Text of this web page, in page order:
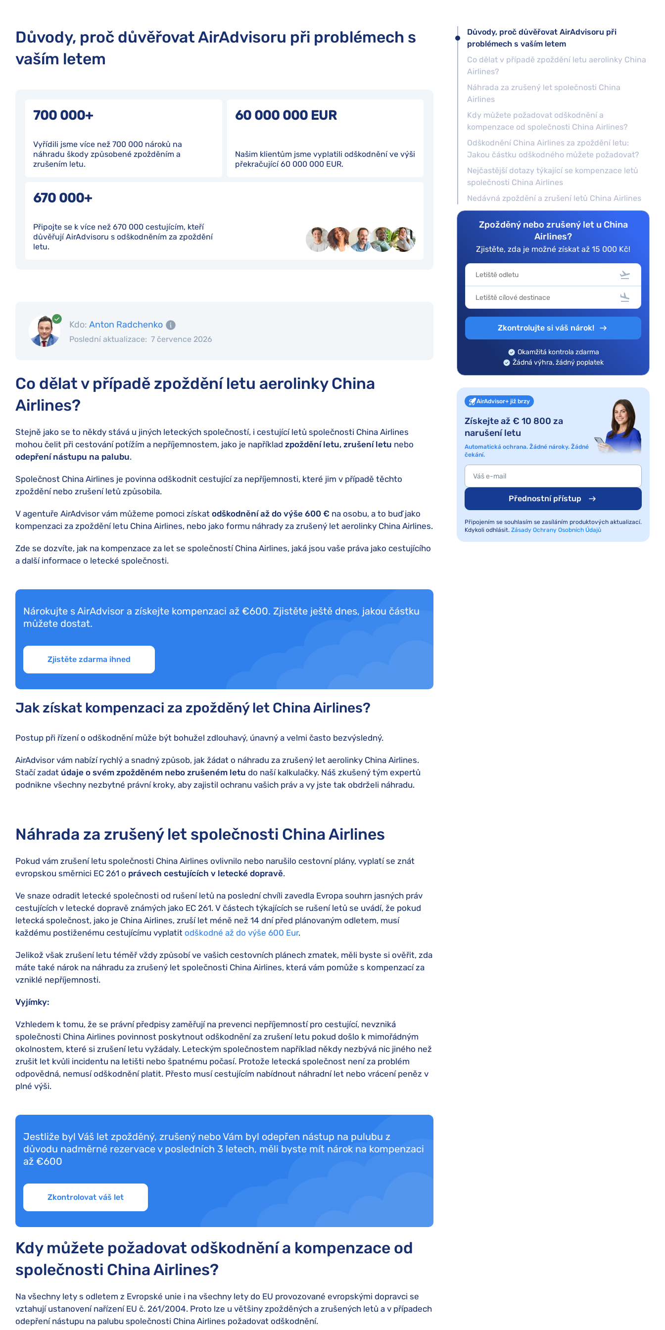
Důvody, proč důvěřovat AirAdvisoru při problémech s
vaším letem
700 000+
Vyřídili jsme více než 700 000 nároků na
náhradu škody způsobené zpožděním a
zrušením letu.
60 000 000 EUR
Našim klientům jsme vyplatili odškodnění ve výši
překračující 60 000 000 EUR.
670 000+
Připojte se k více než 670 000 cestujícím, kteří
důvěřují AirAdvisoru s odškodněním za zpoždění
letu.
Kdo: Anton Radchenko
Poslední aktualizace: 7 července 2026
Co dělat v případě zpoždění letu aerolinky China
Airlines?
Stejně jako se to někdy stává u jiných leteckých společností, i cestující letů společnosti China Airlines
mohou čelit při cestování potížím a nepříjemnostem, jako je například zpoždění letu, zrušení letu nebo
odepření nástupu na palubu.
Společnost China Airlines je povinna odškodnit cestující za nepříjemnosti, které jim v případě těchto
zpoždění nebo zrušení letů způsobila.
V agentuře AirAdvisor vám můžeme pomoci získat odškodnění až do výše 600 € na osobu, a to buď jako
kompenzaci za zpoždění letu China Airlines, nebo jako formu náhrady za zrušený let aerolinky China Airlines.
Zde se dozvíte, jak na kompenzace za let se společností China Airlines, jaká jsou vaše práva jako cestujícího
a další informace o letecké společnosti.
Nárokujte s AirAdvisor a získejte kompenzaci až €600. Zjistěte ještě dnes, jakou částku
můžete dostat.
Zjistěte zdarma ihned
Jak získat kompenzaci za zpožděný let China Airlines?
Postup při řízení o odškodnění může být bohužel zdlouhavý, únavný a velmi často bezvýsledný.
AirAdvisor vám nabízí rychlý a snadný způsob, jak žádat o náhradu za zrušený let aerolinky China Airlines.
Stačí zadat údaje o svém zpožděném nebo zrušeném letu do naší kalkulačky. Náš zkušený tým expertů
podnikne všechny nezbytné právní kroky, aby zajistil ochranu vašich práv a vy jste tak obdrželi náhradu.
Náhrada za zrušený let společnosti China Airlines
Pokud vám zrušení letu společnosti China Airlines ovlivnilo nebo narušilo cestovní plány, vyplatí se znát
evropskou směrnici EC 261 o právech cestujících v letecké dopravě.
Ve snaze odradit letecké společnosti od rušení letů na poslední chvíli zavedla Evropa souhrn jasných práv
cestujících v letecké dopravě známých jako EC 261. V částech týkajících se rušení letů se uvádí, že pokud
letecká společnost, jako je China Airlines, zruší let méně než 14 dní před plánovaným odletem, musí
každému postiženému cestujícímu vyplatit odškodné až do výše 600 Eur.
Jelikož však zrušení letu téměř vždy způsobí ve vašich cestovních plánech zmatek, měli byste si ověřit, zda
máte také nárok na náhradu za zrušený let společnosti China Airlines, která vám pomůže s kompenzací za
vzniklé nepříjemnosti.
Vyjímky:
Vzhledem k tomu, že se právní předpisy zaměřují na prevenci nepříjemností pro cestující, nevzniká
společnosti China Airlines povinnost poskytnout odškodnění za zrušení letu pokud došlo k mimořádným
okolnostem, které si zrušení letu vyžádaly. Leteckým společnostem například někdy nezbývá nic jiného než
zrušit let kvůli incidentu na letišti nebo špatnému počasí. Protože letecká společnost není za problém
odpovědná, nemusí odškodnění platit. Přesto musí cestujícím nabídnout náhradní let nebo vrácení peněz v
plné výši.
Jestliže byl Váš let zpožděný, zrušený nebo Vám byl odepřen nástup na pulubu z
důvodu nadměrné rezervace v posledních 3 letech, měli byste mít nárok na kompenzaci
až €600
Zkontrolovat váš let
Kdy můžete požadovat odškodnění a kompenzace od
společnosti China Airlines?
Na všechny lety s odletem z Evropské unie i na všechny lety do EU provozované evropskými dopravci se
vztahují ustanovení nařízení EU č. 261/2004. Proto lze u většiny zpožděných a zrušených letů a v případech
odepření nástupu na palubu společnosti China Airlines požadovat odškodnění.
Důvody, proč důvěřovat AirAdvisoru při
problémech s vaším letem
Co dělat v případě zpoždění letu aerolinky China
Airlines?
Náhrada za zrušený let společnosti China
Airlines
Kdy můžete požadovat odškodnění a
kompenzace od společnosti China Airlines?
Odškodnění China Airlines za zpoždění letu:
Jakou částku odškodného můžete požadovat?
Nejčastější dotazy týkající se kompenzace letů
společnosti China Airlines
Nedávná zpoždění a zrušení letů China Airlines
Zpožděný nebo zrušený let u China
Airlines?
Zjistěte, zda je možné získat až 15 000 Kč!
Zkontrolujte si váš nárok!
Okamžitá kontrola zdarma
Žádná výhra, žádný poplatek
AirAdvisor+ již brzy
Získejte až € 10 800 za
narušení letu
Automatická ochrana. Žádné nároky. Žádné
čekání.
Přednostní přístup
Připojením se souhlasím se zasíláním produktových aktualizací.
Kdykoli odhlásit. Zásady Ochrany Osobních Údajů